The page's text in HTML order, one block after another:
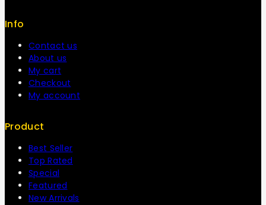
Info
Contact us
About us
My cart
Checkout
My account
Product
Best Seller
Top Rated
Special
Featured
New Arrivals